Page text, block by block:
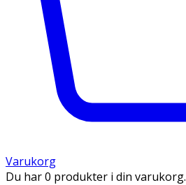
Varukorg
Du har 0 produkter i din varukorg.